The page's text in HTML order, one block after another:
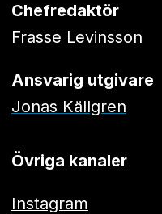
Chefredaktör
Frasse Levinsson
Ansvarig utgivare
Jonas Källgren
Övriga kanaler
Instagram